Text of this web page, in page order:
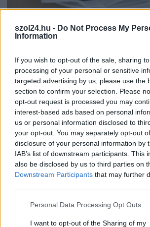
szol24.hu - Do Not Process My
Information
If you wish to opt-out of the sale, sharing
processing of your personal or sensitive
targeted advertising by us, please use the
section to confirm your selection. Please
opt-out request is processed you may
interest-based ads based on personal
us or personal information disclosed to
your opt-out. You may separately opt-out
disclosure of your personal information by
IAB’s list of downstream participants. This
also be disclosed by us to third parties on
Downstream Participants that may further
Please note that this website/app uses one
not limited to your visit or usage behaviour.
Personal Data Processing Opt Outs
I want to opt-out of the Sharing of my
Ön szerint hogy készül a
Igazi retró klasszikus desszert, amelyet
szeretnek, és amelyet sokan ma is
újraalkotni....
Szolnok